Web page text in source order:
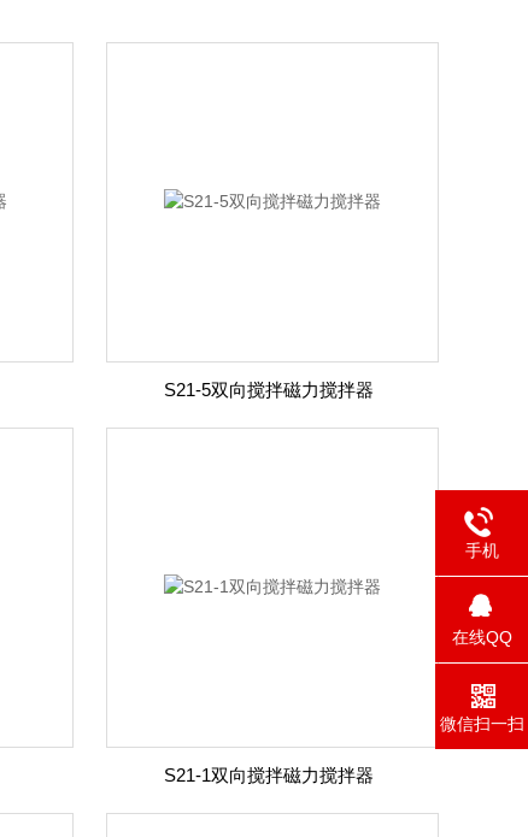
S21-5双向搅拌磁力搅拌器
S21-1双向搅拌磁力搅拌器
手机
在线QQ
微信扫一扫